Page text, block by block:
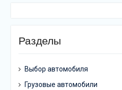
Разделы
Выбор автомобиля
Грузовые автомобили